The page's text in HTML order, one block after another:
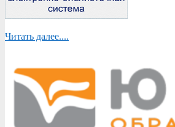
Читать далее....